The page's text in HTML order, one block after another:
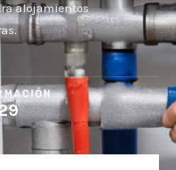
alojamientos